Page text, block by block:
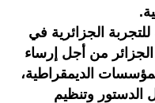
الجزائرية في
الجزائر من أجل إرساء
الديمقراطية،
الدستور وتنظيم